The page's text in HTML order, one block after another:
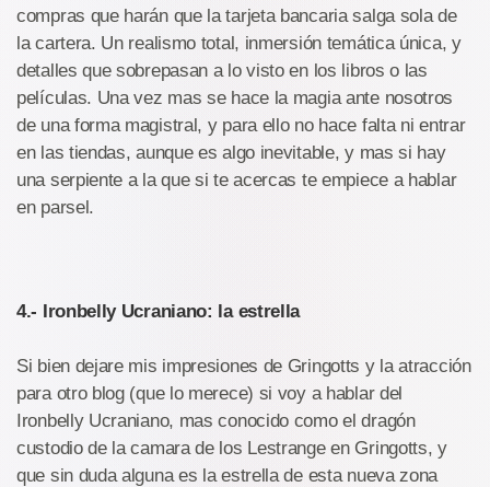
compras que harán que la tarjeta bancaria salga sola de
la cartera. Un realismo total, inmersión temática única, y
detalles que sobrepasan a lo visto en los libros o las
películas. Una vez mas se hace la magia ante nosotros
de una forma magistral, y para ello no hace falta ni entrar
en las tiendas, aunque es algo inevitable, y mas si hay
una serpiente a la que si te acercas te empiece a hablar
en parsel.
4.- Ironbelly Ucraniano: la estrella
Si bien dejare mis impresiones de Gringotts y la atracción
para otro blog (que lo merece) si voy a hablar del
Ironbelly Ucraniano, mas conocido como el dragón
custodio de la camara de los Lestrange en Gringotts, y
que sin duda alguna es la estrella de esta nueva zona